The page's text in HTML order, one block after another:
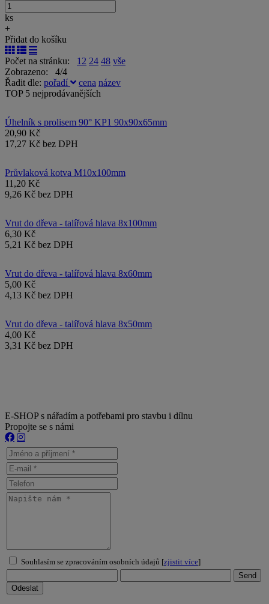
ks
+
Přidat do košíku
Počet na stránku: 12 24 48 vše
Zobrazeno: 4/4
Řadit dle: pořadí cena název
TOP 5 nejprodávanějších
Úhelník s prolisem 90° KP1 90x90x65mm
20,90 Kč
17,27 Kč bez DPH
Průvlaková kotva M10x100mm
11,20 Kč
9,26 Kč bez DPH
Vrut do dřeva - talířová hlava 8x100mm
6,30 Kč
5,21 Kč bez DPH
Vrut do dřeva - talířová hlava 8x60mm
5,00 Kč
4,13 Kč bez DPH
Vrut do dřeva - talířová hlava 8x50mm
4,00 Kč
3,31 Kč bez DPH
E-SHOP s nářadím a potřebami pro stavbu i dílnu
Propojte se s námi
Souhlasím se zpracováním osobních údajů [zjistit více]